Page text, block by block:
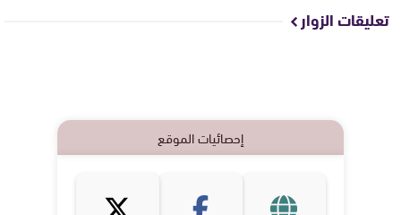
تعليقات الزوار
إحصائيات الموقع